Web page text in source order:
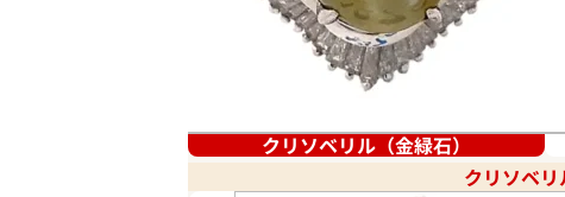
クリソベリル（金緑石）
クリソベリ